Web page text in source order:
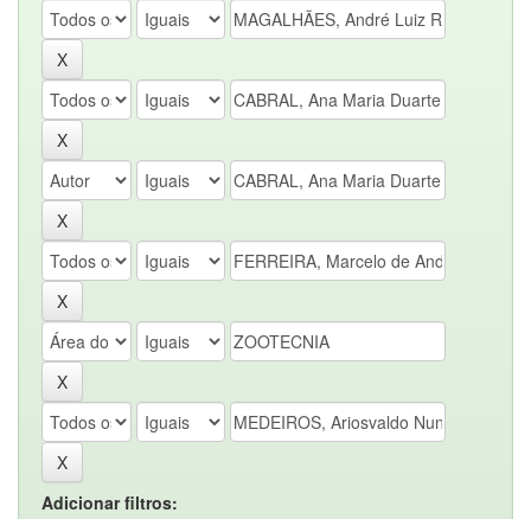
Adicionar filtros: